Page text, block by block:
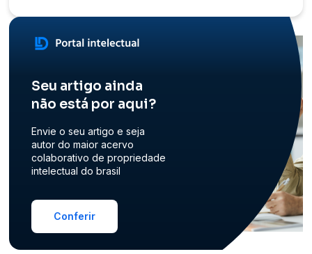
Seu artigo ainda
não está por aqui?
Envie o seu artigo e seja
autor do maior acervo
colaborativo de propriedade
intelectual do brasil
Conferir